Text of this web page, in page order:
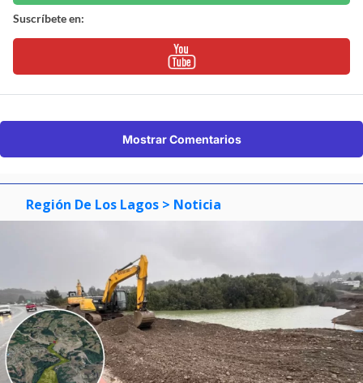
Suscríbete en:
Mostrar Comentarios
Región De Los Lagos > Noticia